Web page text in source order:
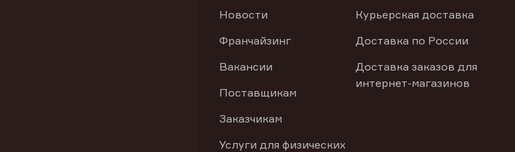
Новости
Франчайзинг
Вакансии
Поставщикам
Заказчикам
Услуги для физических
Курьерская доставка
Доставка по России
Доставка заказов для
интернет-магазинов